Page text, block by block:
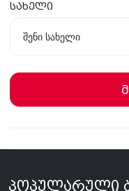
სახელი
პოპულარული